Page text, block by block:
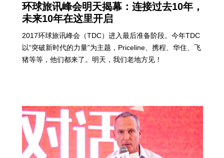
环球旅讯峰会明天揭幕：连接过去10年，
未来10年在这里开启
2017环球旅讯峰会（TDC）进入最后准备阶段。今年TDC
以“突破新时代的力量”为主题，Priceline、携程、华住、飞
猪等等，他们都来了。明天，我们老地方见！